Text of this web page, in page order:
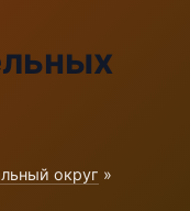
округ »